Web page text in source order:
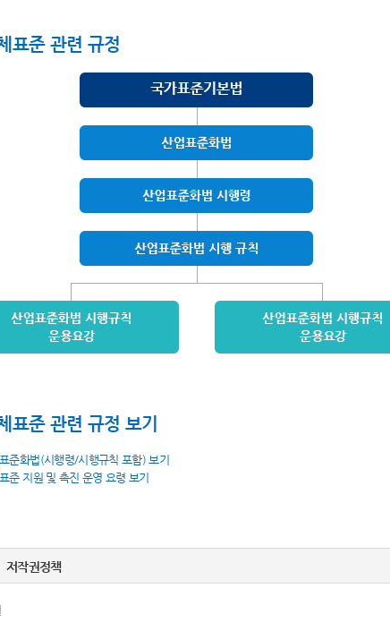
표준 관련 규정
표준 관련 규정 보기
준화법(시행령/시행규칙 포함) 보기
준 지원 및 촉진 운영 요령 보기
저작권정책